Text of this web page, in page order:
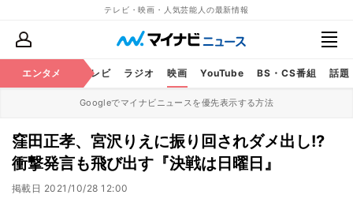
テレビ・映画・人気芸能人の最新情報
エンタメ
芸能 テレビ ラジオ 映画 YouTube BS・CS番組 話題
Googleでマイナビニュースを優先表示する方法
窪田正孝、宮沢りえに振り回されダメ出し!?
衝撃発言も飛び出す『決戦は日曜日』
掲載日 2021/10/28 12:00